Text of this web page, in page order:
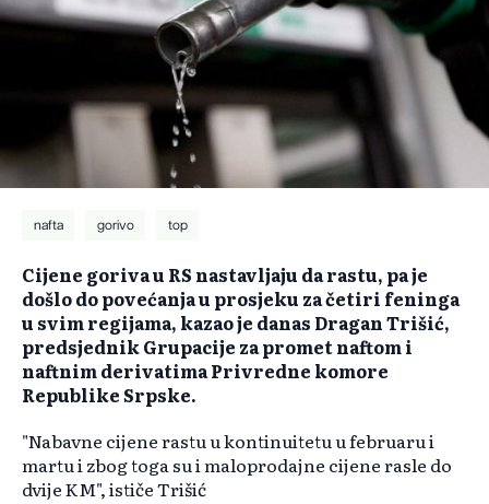
nafta gorivo top
Cijene goriva u RS nastavljaju da rastu, pa je
došlo do povećanja u prosjeku za četiri feninga
u svim regijama, kazao je danas Dragan Trišić,
predsjednik Grupacije za promet naftom i
naftnim derivatima Privredne komore
Republike Srpske.
"Nabavne cijene rastu u kontinuitetu u februaru i
martu i zbog toga su i maloprodajne cijene rasle do
dvije KM", ističe Trišić